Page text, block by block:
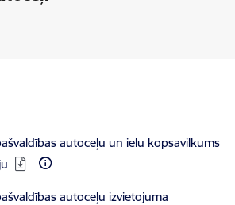
autoceļu un ielu kopsavilkums
autoceļu izvietojuma